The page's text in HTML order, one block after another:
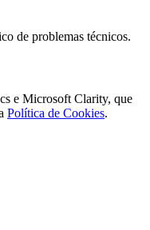
de problemas técnicos.
e Microsoft Clarity, que
Política de Cookies.